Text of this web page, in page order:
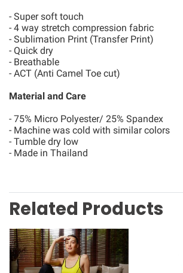
- Super soft touch
- 4 way stretch compression fabric
- Sublimation Print (Transfer Print)
- Quick dry
- Breathable
- ACT (Anti Camel Toe cut)
Material and Care
- 75% Micro Polyester/ 25% Spandex
- Machine was cold with similar colors
- Tumble dry low
- Made in Thailand
Related Products